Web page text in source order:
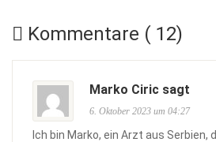
Kommentare ( 12)
Marko Ciric sagt
6. Oktober 2023 um 04:27
Ich bin Marko, ein Arzt aus Serbien,